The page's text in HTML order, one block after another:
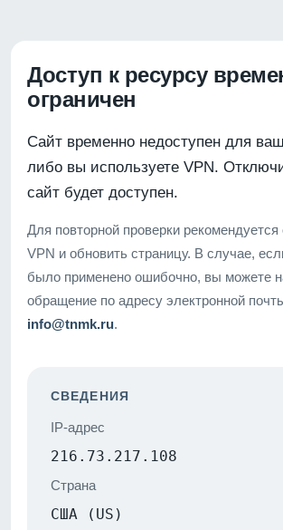
Доступ к ресурсу
ограничен
Сайт временно недоступен для
либо вы используете VPN.
сайт будет доступен.
Для повторной проверки рекомендуется
VPN и обновить страницу. В случае,
было применено ошибочно, вы можете
обращение по адресу электронной
info@tnmk.ru.
СВЕДЕНИЯ
IP-адрес
216.73.217.108
Страна
США (US)